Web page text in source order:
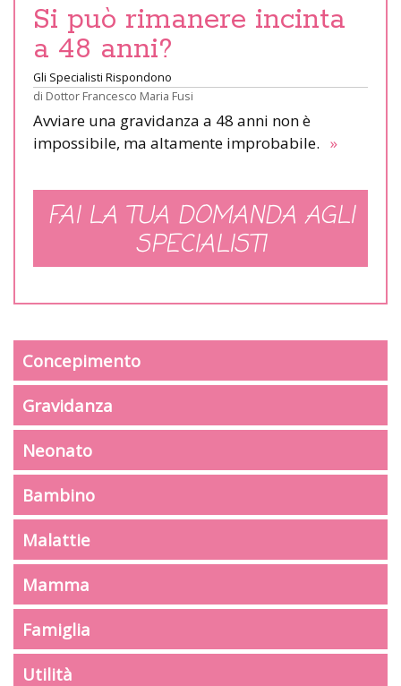
Si può rimanere incinta
a 48 anni?
Gli Specialisti Rispondono
di Dottor Francesco Maria Fusi
Avviare una gravidanza a 48 anni non è
impossibile, ma altamente improbabile. »
FAI LA TUA DOMANDA AGLI
SPECIALISTI
Concepimento
Gravidanza
Neonato
Bambino
Malattie
Mamma
Famiglia
Utilità